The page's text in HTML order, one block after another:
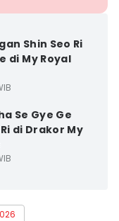
Shin Seo Ri
di My Royal
Se Gye Ge
di Drakor My